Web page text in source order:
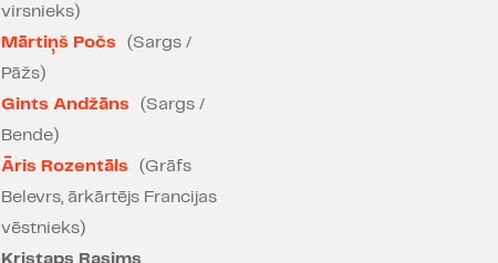
virsnieks)
Mārtiņš Počs
(Sargs /
Pāžs)
Gints Andžāns
(Sargs /
Bende)
Āris Rozentāls
(Grāfs
Belevrs, ārkārtējs Francijas
vēstnieks)
Kristaps Rasims